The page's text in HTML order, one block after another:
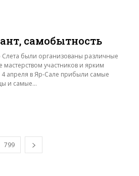
самобытность
были организованы различные
участников и ярким
и самые...
799